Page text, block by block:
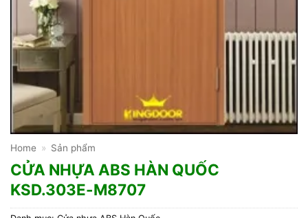
Home » Sản phẩm
CỬA NHỰA ABS HÀN QUỐC
KSD.303E-M8707